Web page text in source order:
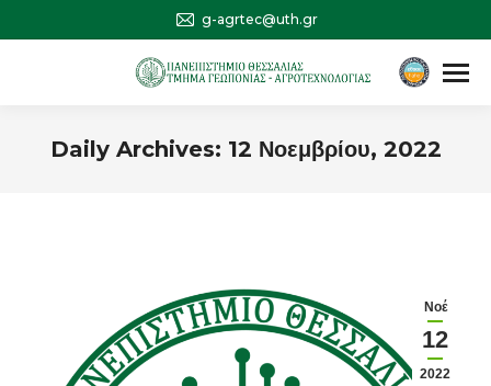
g-agrtec@uth.gr
Daily Archives: 12 Νοεμβρίου, 2022
Νοέ
12
2022